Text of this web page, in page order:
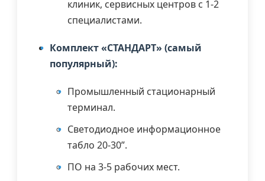
клиник, сервисных центров с 1-2
специалистами.
Комплект «СТАНДАРТ» (самый
популярный):
Промышленный стационарный
терминал.
Светодиодное информационное
табло 20-30”.
ПО на 3-5 рабочих мест.